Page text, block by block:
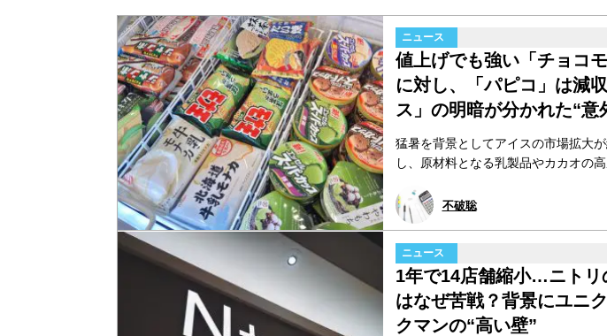
ニュース
値上げでも強い「チョコ
に対し、「パピコ」は減
ス」の明暗が分かれた“意
猛暑を背景としてアイスの市場拡大
し、原材料となる乳製品やカカオの高
不破聡
ニュース
1年で14店舗縮小…ニトリ
はなぜ苦戦？背景にユニ
クマンの“高い壁”